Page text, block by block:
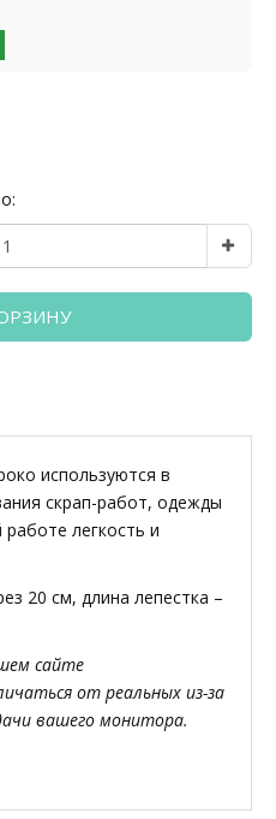
используются в
скрап-работ, одежды
легкость и
20 см, длина лепестка –
сайте
от реальных из-за
вашего монитора.